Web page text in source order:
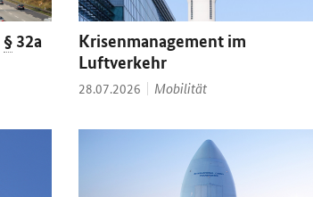
§ 32a
Krisenmanagement im
Luftverkehr
Datum:
28.07.2026 Thema:
Mobilität